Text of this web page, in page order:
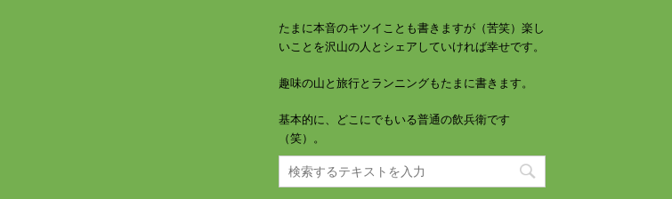
たまに本音のキツイことも書きますが（苦笑）楽し
いことを沢山の人とシェアしていければ幸せです。
趣味の山と旅行とランニングもたまに書きます。
基本的に、どこにでもいる普通の飲兵衛です
（笑）。